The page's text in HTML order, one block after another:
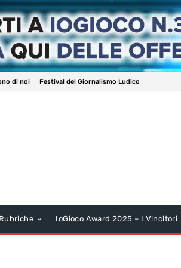
di noi Festival del Giornalismo Ludico
Rubriche IoGioco Award 2025 – I Vincitori